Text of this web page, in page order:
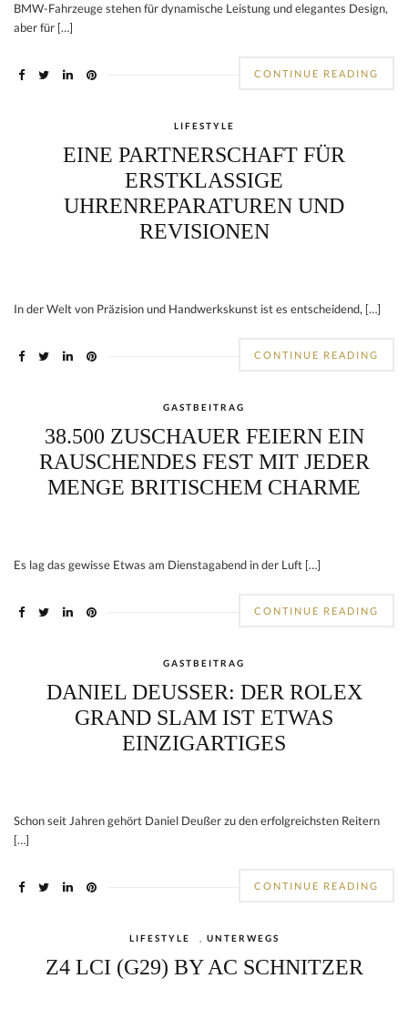
BMW-Fahrzeuge stehen für dynamische Leistung und elegantes Design,
aber für […]
CONTINUE READING
LIFESTYLE
EINE PARTNERSCHAFT FÜR
ERSTKLASSIGE
UHRENREPARATUREN UND
REVISIONEN
In der Welt von Präzision und Handwerkskunst ist es entscheidend, […]
CONTINUE READING
GASTBEITRAG
38.500 ZUSCHAUER FEIERN EIN
RAUSCHENDES FEST MIT JEDER
MENGE BRITISCHEM CHARME
Es lag das gewisse Etwas am Dienstagabend in der Luft […]
CONTINUE READING
GASTBEITRAG
DANIEL DEUSSER: DER ROLEX G
RAND SLAM IST ETWAS E
INZIGARTIGES
Schon seit Jahren gehört Daniel Deußer zu den erfolgreichsten Reitern
[…]
CONTINUE READING
LIFESTYLE UNTERWEGS
Z4 LCI (G29) BY AC SCHNITZER